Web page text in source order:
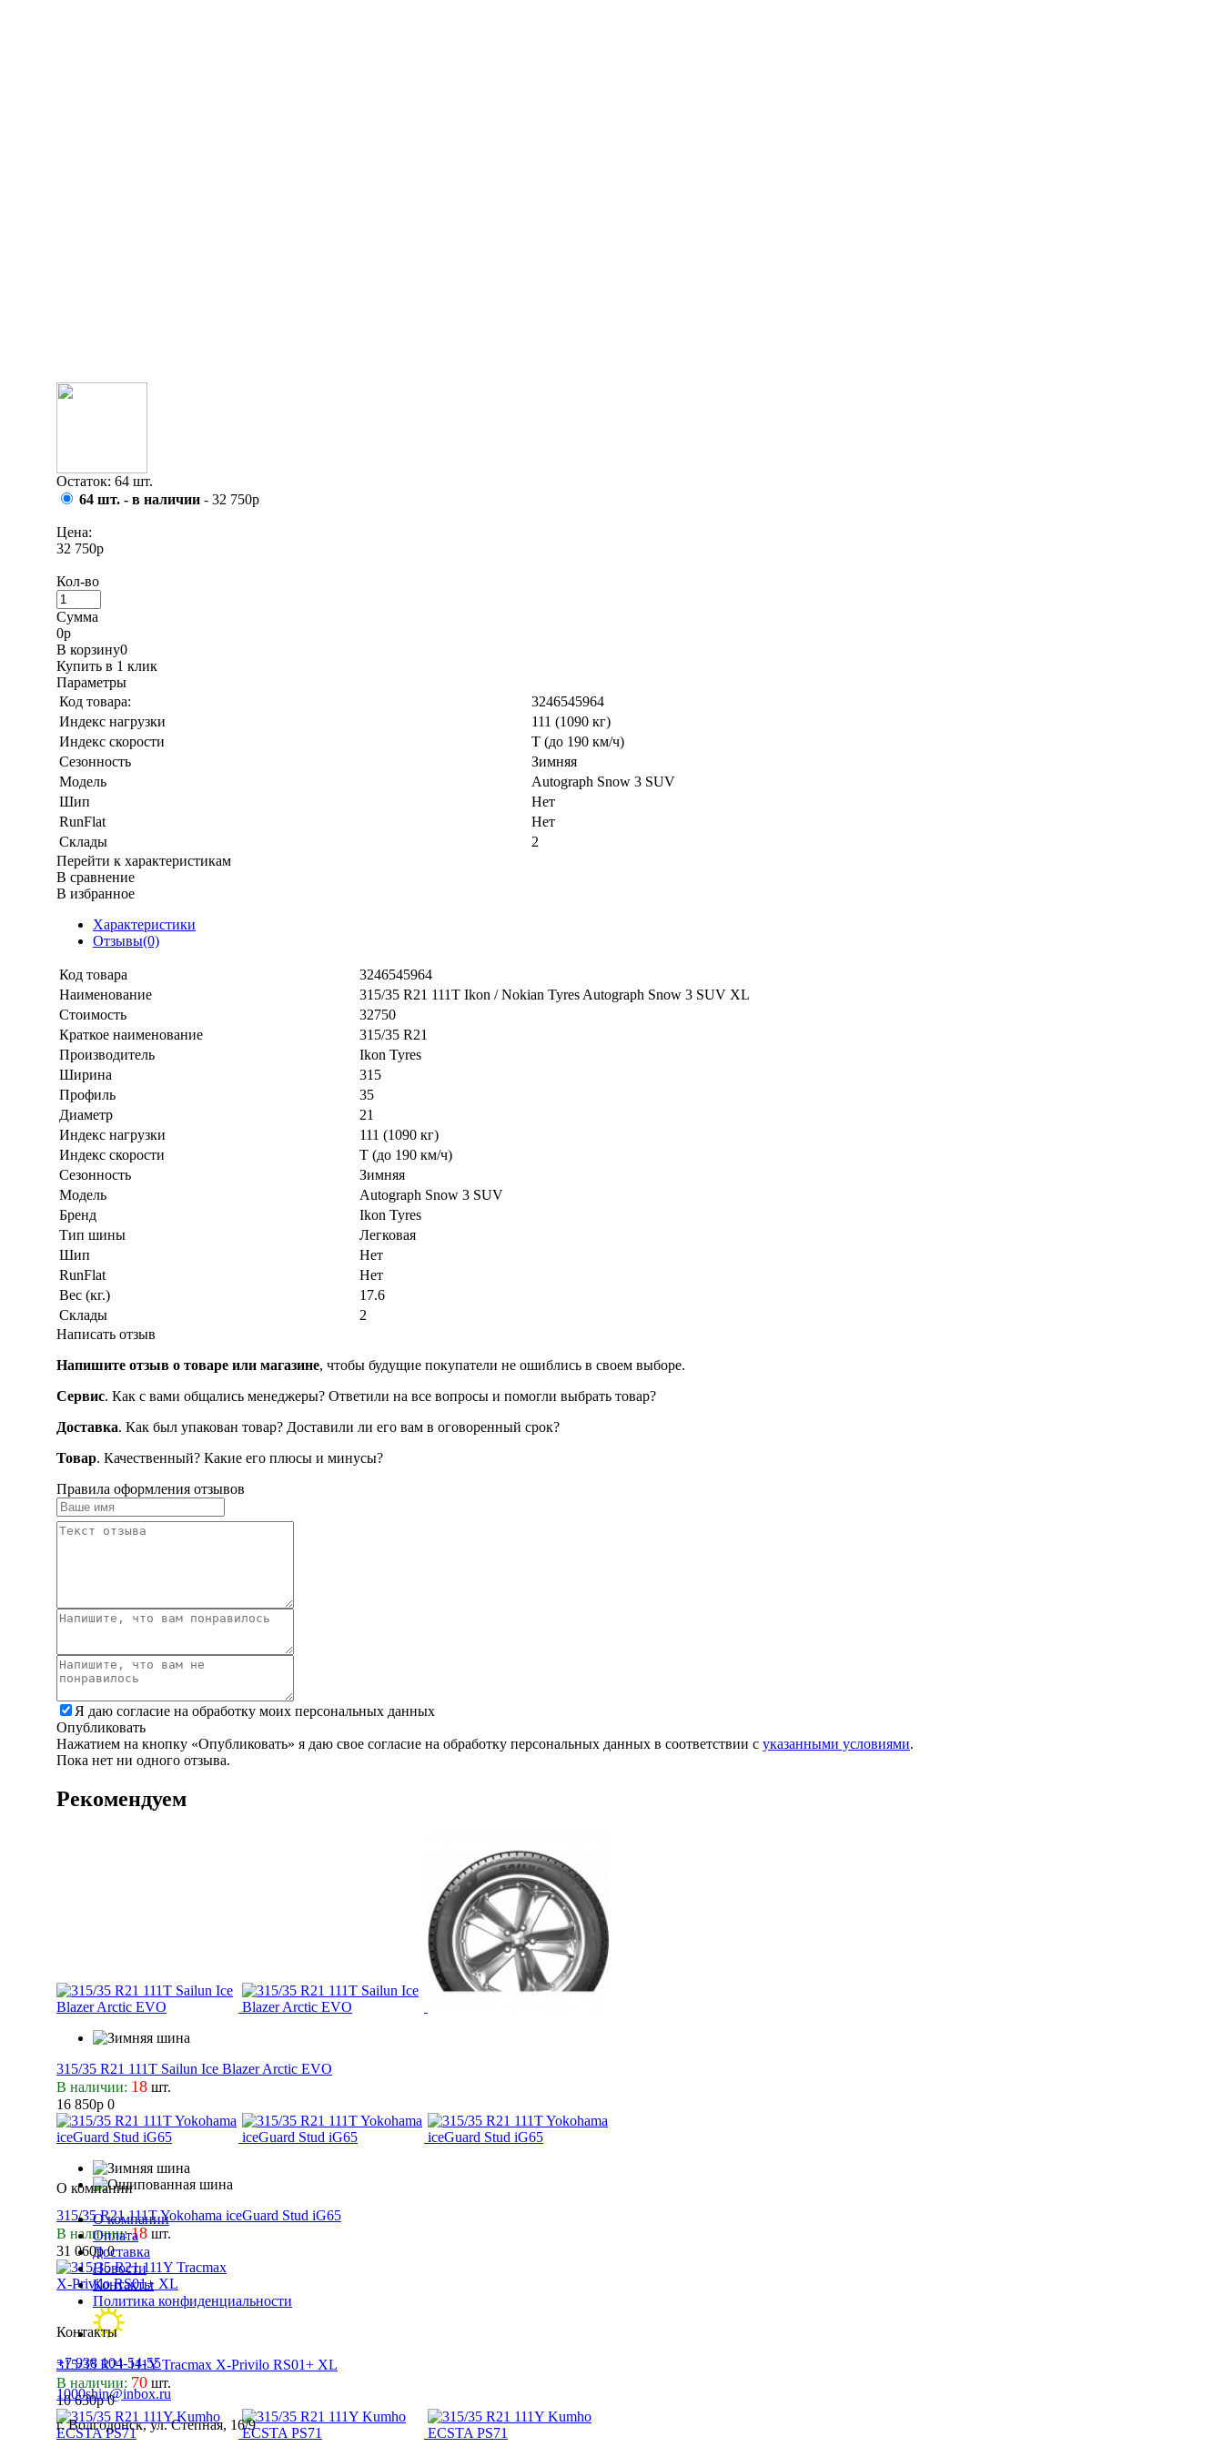
Остаток: 64 шт.
64 шт. - в наличии - 32 750р
Цена:
32 750р
Кол-во
Сумма
0р
В корзину0
Купить в 1 клик
Параметры
Код товара:
3246545964
Индекс нагрузки
111 (1090 кг)
Индекс скорости
T (до 190 км/ч)
Сезонность
Зимняя
Модель
Autograph Snow 3 SUV
Шип
Нет
RunFlat
Нет
Склады
2
Перейти к характеристикам
В сравнение
В избранное
Характеристики
Отзывы(0)
Код товара
3246545964
Наименование
315/35 R21 111T Ikon / Nokian Tyres Autograph Snow 3 SUV XL
Стоимость
32750
Краткое наименование
315/35 R21
Производитель
Ikon Tyres
Ширина
315
Профиль
35
Диаметр
21
Индекс нагрузки
111 (1090 кг)
Индекс скорости
T (до 190 км/ч)
Сезонность
Зимняя
Модель
Autograph Snow 3 SUV
Бренд
Ikon Tyres
Тип шины
Легковая
Шип
Нет
RunFlat
Нет
Вес (кг.)
17.6
Склады
2
Написать отзыв
Напишите отзыв о товаре или магазине, чтобы будущие покупатели не ошиблись в своем выборе.
Сервис. Как с вами общались менеджеры? Ответили на все вопросы и помогли выбрать товар?
Доставка. Как был упакован товар? Доставили ли его вам в оговоренный срок?
Товар. Качественный? Какие его плюсы и минусы?
Правила оформления отзывов
Я даю согласие на обработку моих персональных данных
Опубликовать
Нажатием на кнопку «Опубликовать» я даю свое согласие на обработку персональных данных в соответствии с указанными условиями.
Пока нет ни одного отзыва.
Рекомендуем
315/35 R21 111T Sailun Ice Blazer Arctic EVO
В наличии: 18 шт.
16 850р 0
315/35 R21 111T Yokohama iceGuard Stud iG65
В наличии:18 шт.
31 060р 0
315/35 R21 111Y Tracmax X-Privilo RS01+ XL
В наличии: 70 шт.
10 630р 0
О компании
О компании
Оплата
Доставка
Новости
Контакты
Политика конфиденциальности
Контакты
+7 938 104-54-55
1000shin@inbox.ru
г. Волгодонск, ул. Степная, 16/9